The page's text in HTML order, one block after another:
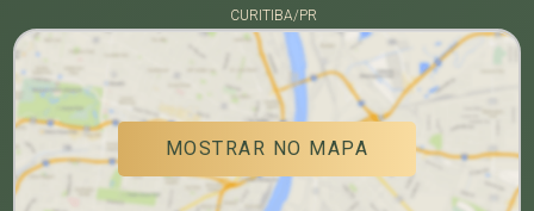
CURITIBA/PR
MOSTRAR NO MAPA